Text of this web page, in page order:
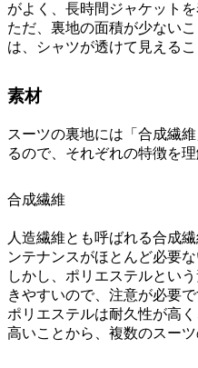
がよく、長時間ジャケット
ただ、裏地の面積が少ない
は、シャツが透けて見えるこ
素材
スーツの裏地には「合成繊
るので、それぞれの特徴を
合成繊維
人造繊維とも呼ばれる合成
ンテナンスがほとんど必要
しかし、ポリエステルとい
きやすいので、注意が必要で
ポリエステルは耐久性が高
高いことから、複数のスー